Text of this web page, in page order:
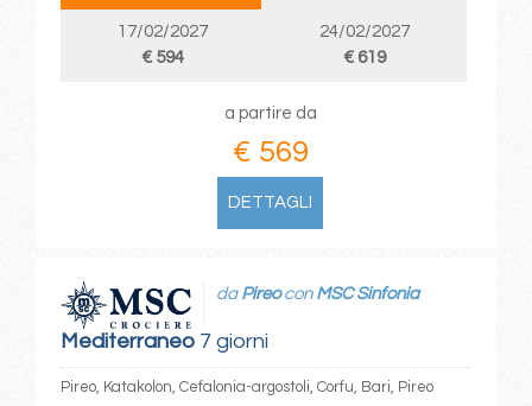
17/02/2027
€ 594
24/02/2027
€ 619
a partire da
€ 569
DETTAGLI
Mediterraneo7 giorni
da Pireocon MSC Sinfonia
Pireo, Katakolon, Cefalonia-argostoli, Corfu, Bari, Pireo